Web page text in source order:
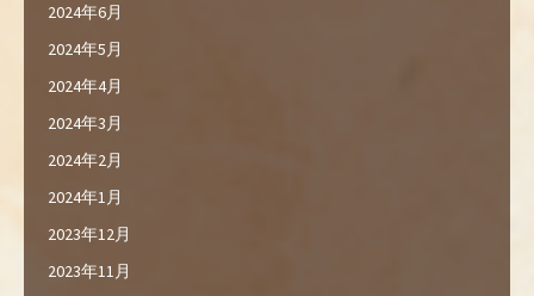
2024年6月
2024年5月
2024年4月
2024年3月
2024年2月
2024年1月
2023年12月
2023年11月